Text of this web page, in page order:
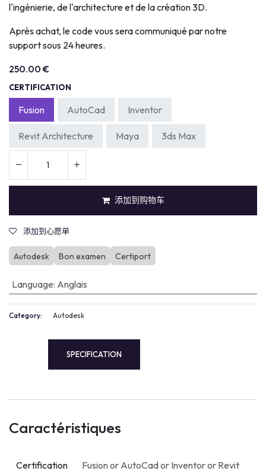
l'ingénierie, de l'architecture et de la création 3D.
Après achat, le code vous sera communiqué par notre
support sous 24 heures.
250.00 €
CERTIFICATION
Fusion AutoCad Inventor
Revit Architecture Maya 3ds Max
添加到购物车
添加到心愿单
Autodesk Bon examen Certiport
Language: Anglais
Category: Autodesk
SPECIFICATION
Caractéristiques
Certification Fusionor AutoCador Inventoror Revit